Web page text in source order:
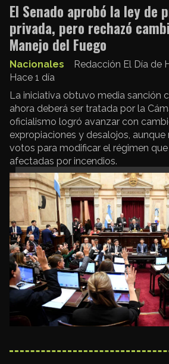
El Senado aprobó la ley de
privada, pero rechazó
Manejo del Fuego
Redacción El Día de
Nacionales
Hace 1 día
La iniciativa obtuvo media sanción
ahora deberá ser tratada por la
oficialismo logró avanzar con
expropiaciones y desalojos,
votos para modificar el régimen
afectadas por incendios.